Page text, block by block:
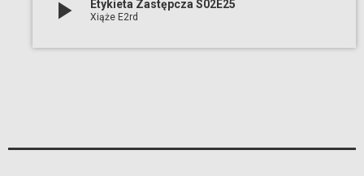
play_arrow Etykieta Zastępcza S02E25
Xiąże E2rd